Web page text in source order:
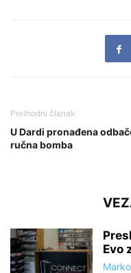
Prethodni članak
U Dardi pronađena
ručna bomba
Evo